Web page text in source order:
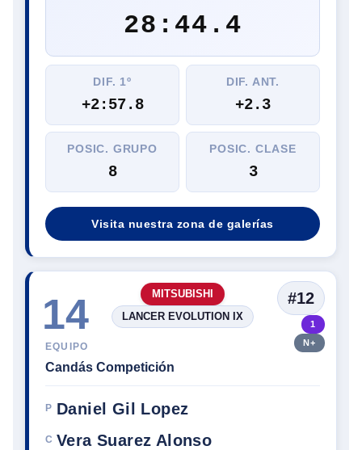
28:44.4
DIF. 1º
+2:57.8
DIF. ANT.
+2.3
POSIC. GRUPO
8
POSIC. CLASE
3
Visita nuestra zona de galerías
14 #12
1
N+
EQUIPO
Candás Competición
MITSUBISHI
LANCER EVOLUTION IX
P Daniel Gil Lopez
C Vera Suarez Alonso